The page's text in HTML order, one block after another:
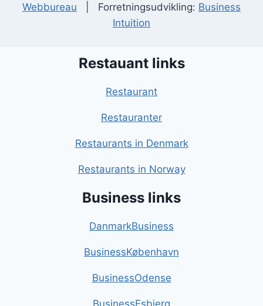
Webbureau | Forretningsudvikling: Business
Intuition
Restauant links
Restaurant
Restauranter
Restaurants in Denmark
Restaurants in Norway
Business links
DanmarkBusiness
BusinessKøbenhavn
BusinessOdense